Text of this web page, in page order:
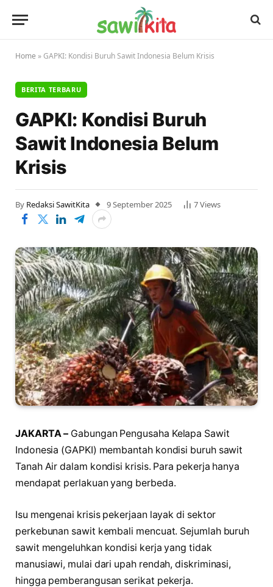
Home »GAPKI: Kondisi Buruh Sawit Indonesia Belum Krisis
BERITA TERBARU
GAPKI: Kondisi Buruh
Sawit Indonesia Belum
Krisis
By Redaksi SawitKita 9 September 2025 7Views
JAKARTA – Gabungan Pengusaha Kelapa Sawit
Indonesia (GAPKI) membantah kondisi buruh sawit
Tanah Air dalam kondisi krisis. Para pekerja hanya
mendapat perlakuan yang berbeda.
Isu mengenai krisis pekerjaan layak di sektor
perkebunan sawit kembali mencuat. Sejumlah buruh
sawit mengeluhkan kondisi kerja yang tidak
manusiawi, mulai dari upah rendah, diskriminasi,
hingga pemberangusan serikat pekerja.